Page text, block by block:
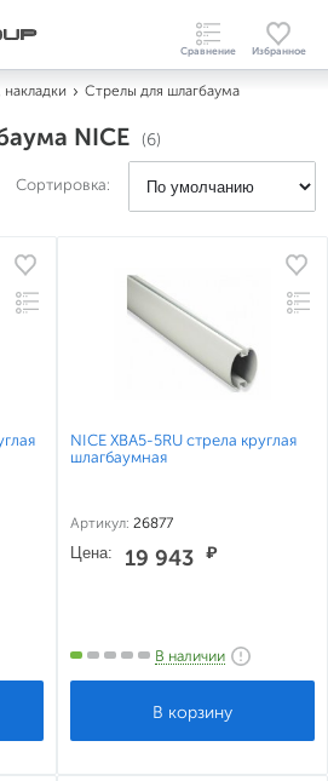
Стрелы для шлагбаума
NICE (6)
Сортировка:
NICE XBA5-5RU стрела круглая
шлагбаумная
Артикул: 26877
Цена: 19 943 ₽
В наличии